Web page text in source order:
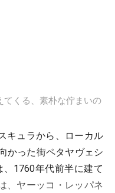
てくる、素朴な佇まいの
キュラから、ローカル
かった街ペタヤヴェシ
、1760年代前半に建て
、ヤーッコ・レッパネ